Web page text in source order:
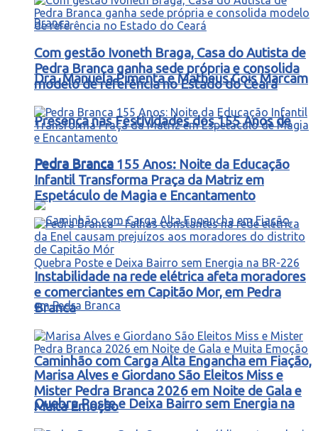
Dra. Manuela Pimenta e Matheus Gois Marcam
Presença nas Festividades dos 155 Anos de
Pedra Branca
Caminhão com Carga Alta Engancha em Fiação,
Quebra Poste e Deixa Bairro sem Energia na
Com gestão Ivoneth Braga, Casa do Autista de
Pedra Branca ganha sede própria e consolida
modelo de referência no Estado do Ceará
Pedra Branca 155 Anos: Noite da Educação
Infantil Transforma Praça da Matriz em
Espetáculo de Magia e Encantamento
Instabilidade na rede elétrica afeta moradores
e comerciantes em Capitão Mor, em Pedra
Branca
Marisa Alves e Giordano São Eleitos Miss e
Mister Pedra Branca 2026 em Noite de Gala e
Muita Emoção